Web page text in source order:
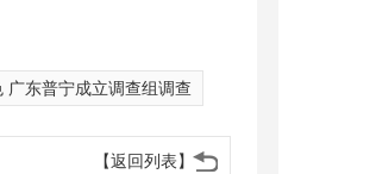
广东普宁成立调查组调查
【返回列表】